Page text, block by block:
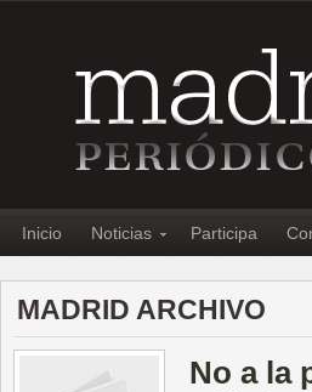
Inicio Noticias Participa
MADRID ARCHIVO
No a la